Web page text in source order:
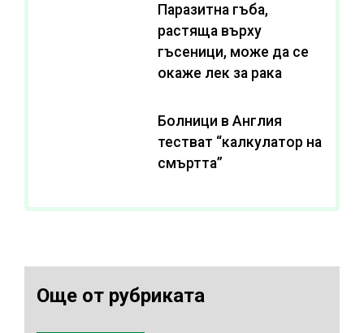
Паразитна гъба,
растяща върху
гъсеници, може да се
окаже лек за рака
Болници в Англия
тестват “калкулатор на
смъртта”
Още от рубриката